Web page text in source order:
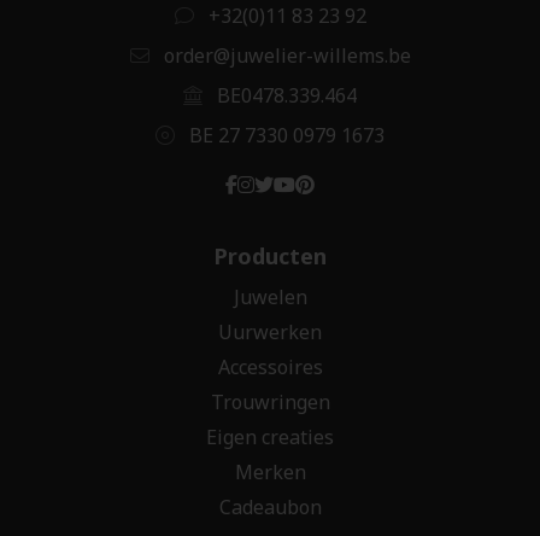
+32(0)11 83 23 92
order@juwelier-willems.be
BE0478.339.464
BE 27 7330 0979 1673
Producten
Juwelen
Uurwerken
Accessoires
Trouwringen
Eigen creaties
Merken
Cadeaubon